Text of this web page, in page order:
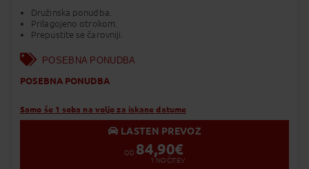
Družinska ponudba.
Prilagojeno otrokom.
Prepustite se čarovniji.
POSEBNA PONUDBA
POSEBNA PONUDBA
Samo še 1 soba na voljo za iskane datume
LASTEN PREVOZ
OD 84,90€
1 NOČITEV